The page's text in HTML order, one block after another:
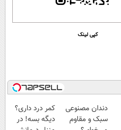
کپی لینک
دندان مصنوعی
سبک و مقاوم
کمر درد داری؟
دیگه بسه! در